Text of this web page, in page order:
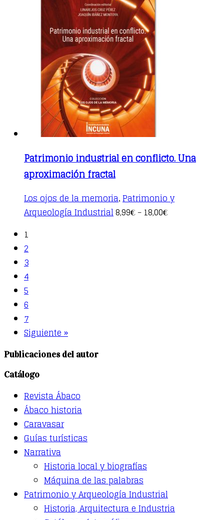
multiple
variants.
The
options
may
be
chosen
on
the
product
page
Patrimonio industrial en conflicto. Una
aproximación fractal
Los ojos de la memoria, Patrimonio y
Arqueología Industrial This
product
8,99€ – 18,00€
1
2
3
4
5
6
7
Siguiente »
Publicaciones del autor
Catálogo
Revista Ábaco
Ábaco historia
Caravasar
Guías turísticas
Narrativa
Historia local y biografías
Máquina de las palabras
Patrimonio y Arqueología Industrial
Historia, Arquitectura e Industria